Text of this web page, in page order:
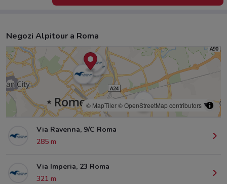
Negozi Alpitour a Roma
© MapTiler© OpenStreetMap contributors
Via Ravenna, 9/C Roma
285 m
Via Imperia, 23 Roma
321 m